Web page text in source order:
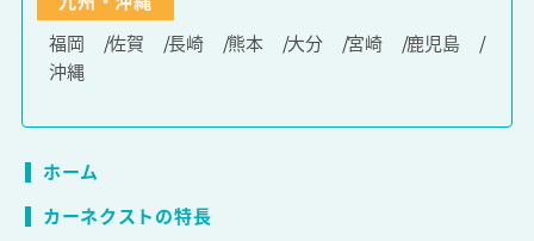
福岡
佐賀 長崎 熊本 大分 宮崎
鹿児島
沖縄
ホーム
カーネクストの特長